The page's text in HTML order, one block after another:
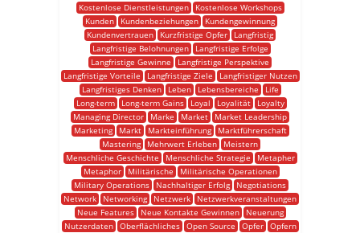
Kostenlose Dienstleistungen
Kostenlose Workshops
Kunden
Kundenbeziehungen
Kundengewinnung
Kundenvertrauen
Kurzfristige Opfer
Langfristig
Langfristige Belohnungen
Langfristige Erfolge
Langfristige Gewinne
Langfristige Perspektive
Langfristige Vorteile
Langfristige Ziele
Langfristiger Nutzen
Langfristiges Denken
Leben Lebensbereiche
Life
Long-term
Long-term Gains Loyal Loyalität
Loyalty
Managing Director
Marke Market
Market Leadership
Marketing
Markt Markteinführung
Marktführerschaft
Mastering
Mehrwert Erleben
Meistern
Menschliche Geschichte
Menschliche Strategie
Metapher
Metaphor
Militärische
Militärische Operationen
Military Operations
Nachhaltiger Erfolg
Negotiations
Network
Networking Netzwerk
Netzwerkveranstaltungen
Neue Features
Neue Kontakte Gewinnen
Neuerung
Nutzerdaten
Oberflächliches Open Source Opfer
Opfern